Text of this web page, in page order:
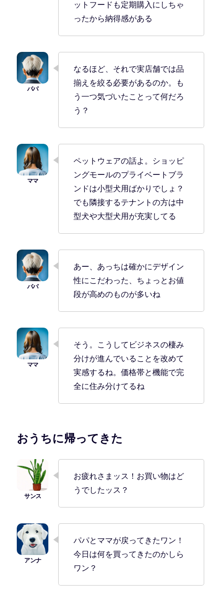
ットフードも定期購入にしちゃ
ったから納得感がある
なるほど、それで実店舗では品
揃えを絞る必要があるのか。も
う一つ気づいたことって何だろ
う？
ペットウェアの話よ。ショッピ
ングモールのプライベートブラ
ンドは小型犬用ばかりでしょ？
でも隣接するテナントの方は中
型犬や大型犬用が充実してる
あー、あっちは確かにデザイン
性にこだわった、ちょっとお値
段が高めのものが多いね
そう。こうしてビジネスの棲み
分けが進んでいることを改めて
実感するね。価格帯と機能で完
全に住み分けてるね
おうちに帰ってきた
お疲れさまッス！お買い物はど
うでしたッス？
パパとママが戻ってきたワン！
今日は何を買ってきたのかしら
ワン？